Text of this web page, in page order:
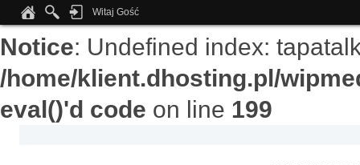
Notice: Undefined index:
/home/klient.dhosting.pl/
eval()'d code on line 199
Witaj Gość